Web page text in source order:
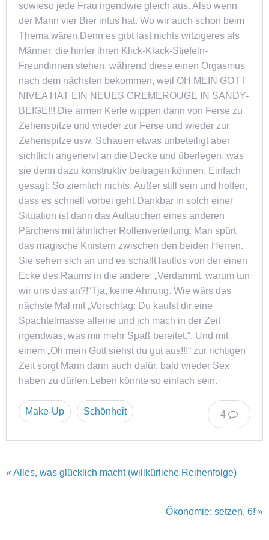
sowieso jede Frau irgendwie gleich aus. Also wenn
der Mann vier Bier intus hat. Wo wir auch schon beim
Thema wären.Denn es gibt fast nichts witzigeres als
Männer, die hinter ihren Klick-Klack-Stiefeln-
Freundinnen stehen, während diese einen Orgasmus
nach dem nächsten bekommen, weil OH MEIN GOTT
NIVEA HAT EIN NEUES CREMEROUGE IN SANDY-
BEIGE!!! Die armen Kerle wippen dann von Ferse zu
Zehenspitze und wieder zur Ferse und wieder zur
Zehenspitze usw. Schauen etwas unbeteiligt aber
sichtlich angenervt an die Decke und überlegen, was
sie denn dazu konstruktiv beitragen können. Einfach
gesagt: So ziemlich nichts. Außer still sein und hoffen,
dass es schnell vorbei geht.Dankbar in solch einer
Situation ist dann das Auftauchen eines anderen
Pärchens mit ähnlicher Rollenverteilung. Man spürt
das magische Knistern zwischen den beiden Herren.
Sie sehen sich an und es schallt lautlos von der einen
Ecke des Raums in die andere: „Verdammt, warum tun
wir uns das an?!“Tja, keine Ahnung. Wie wärs das
nächste Mal mit „Vorschlag: Du kaufst dir eine
Spachtelmasse alleine und ich mach in der Zeit
irgendwas, was mir mehr Spaß bereitet.“. Und mit
einem „Oh mein Gott siehst du gut aus!!!“ zur richtigen
Zeit sorgt Mann dann auch dafür, bald wieder Sex
haben zu dürfen.Leben könnte so einfach sein.
4
Make-Up Schönheit
« Alles, was glücklich macht (willkürliche Reihenfolge)
Ökonomie: setzen, 6! »